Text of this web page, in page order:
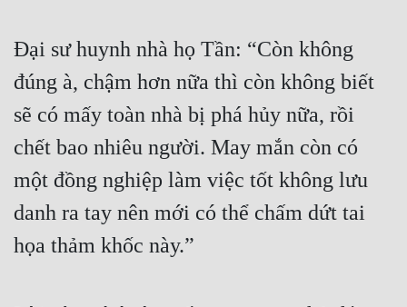
Đại sư huynh nhà họ Tần: “Còn không
đúng à, chậm hơn nữa thì còn không biết
sẽ có mấy toàn nhà bị phá hủy nữa, rồi
chết bao nhiêu người. May mắn còn có
một đồng nghiệp làm việc tốt không lưu
danh ra tay nên mới có thể chấm dứt tai
họa thảm khốc này.”